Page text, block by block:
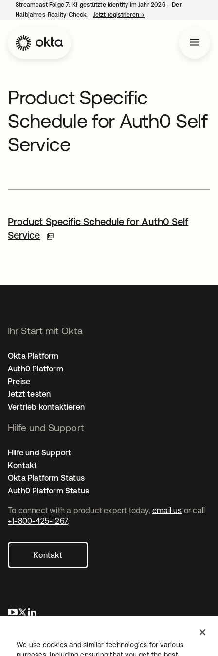
Streamcast Folge 7: KI-gestützte Identity im Jahr 2026 – Der
Halbjahres-Reality-Check.
Jetzt registrieren→
Product Specific
Schedule for Auth0 Self
Service
Product Specific Schedule for Auth0 Self
Service
To connect with a product expert today, email us or call
+1-800-425-1267.
Kontakt
wird in einer neuen Registerkarte geöffnet
wird in einer neuen Registerkarte geöffnet
Ihr Start mit Okta
Okta Platform
Auth0 Platform
Preise
Jetzt testen
Vertrieb kontaktieren
Hilfe und Support
Hilfe und Support
Kontakt
Okta Platform Status
Auth0 Platform Status
We use cookies and similar technologies for various